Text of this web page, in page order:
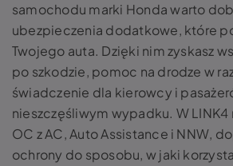
samochodu marki Honda warto
ubezpieczenia dodatkowe, które
Twojego auta. Dzięki nim zyskasz
po szkodzie, pomoc na drodze w
świadczenie dla kierowcy i
nieszczęśliwym wypadku. W LINK4
OC z AC, Auto Assistance i NNW,
ochrony do sposobu, w jaki